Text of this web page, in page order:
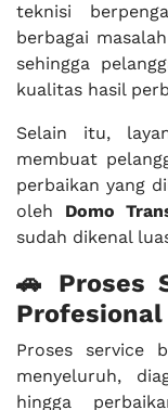
teknisi
berbagai
sehingga
kualitas hasil
Selain itu,
membuat
perbaikan yang
oleh Domo
sudah dikenal
🚗 Proses
Profesional
Proses service
menyeluruh,
hingga